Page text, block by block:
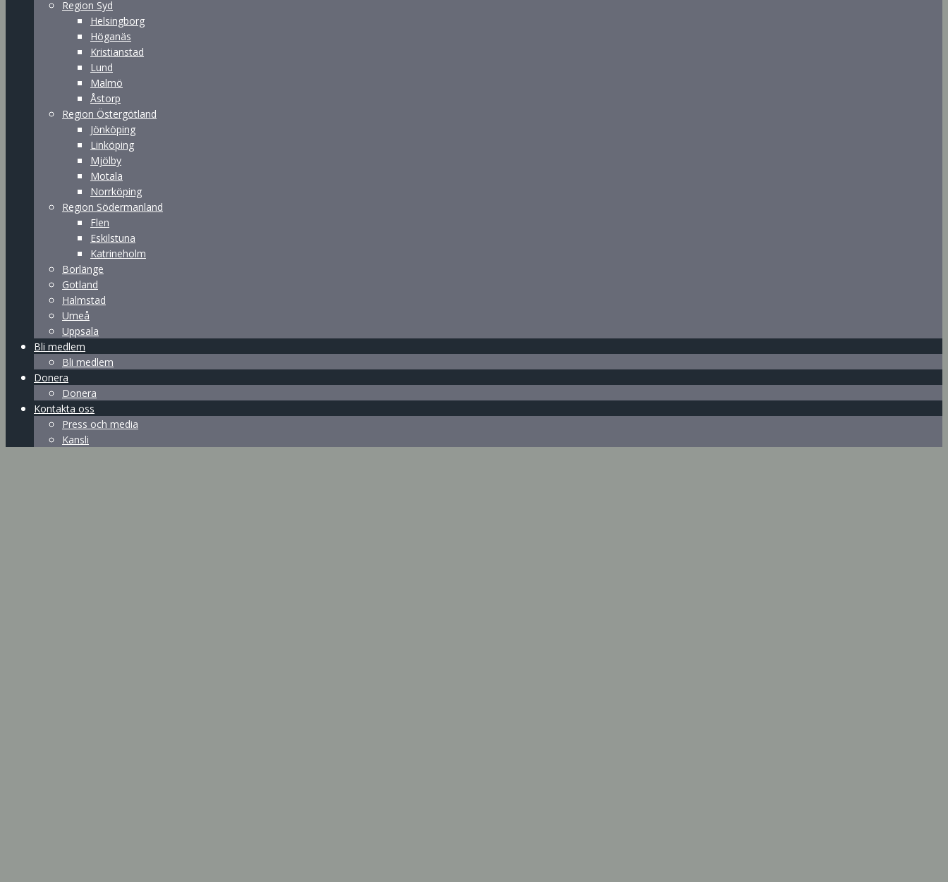
Region Syd
Helsingborg
Höganäs
Kristianstad
Lund
Malmö
Åstorp
Region Östergötland
Jönköping
Linköping
Mjölby
Motala
Norrköping
Region Södermanland
Flen
Eskilstuna
Katrineholm
Borlänge
Gotland
Halmstad
Umeå
Uppsala
Bli medlem
Bli medlem
Donera
Donera
Kontakta oss
Press och media
Kansli